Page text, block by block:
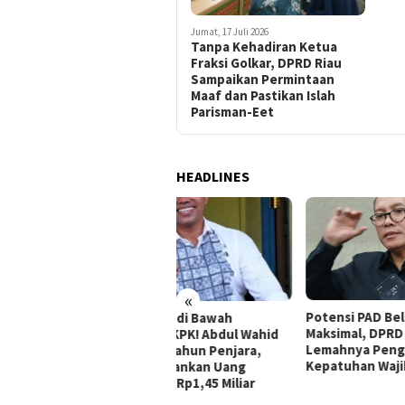
Jumat, 17 Juli 2026
Tanpa Kehadiran Ketua
Fraksi Golkar, DPRD Riau
Sampaikan Permintaan
Maaf dan Pastikan Islah
Parisman-Eet
HEADLINES
«
Potensi PAD Belum Tergarap
Maksimal, DPRD Riau Soroti
Lemahnya Pengawasan dan
Kepatuhan Wajib Pajak